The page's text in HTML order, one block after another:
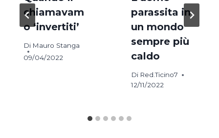
chiamavam
o ‘invertiti’
Di Mauro Stanga
09/04/2022
parassita in
un mondo
sempre più
caldo
Di Red.Ticino7
12/11/2022